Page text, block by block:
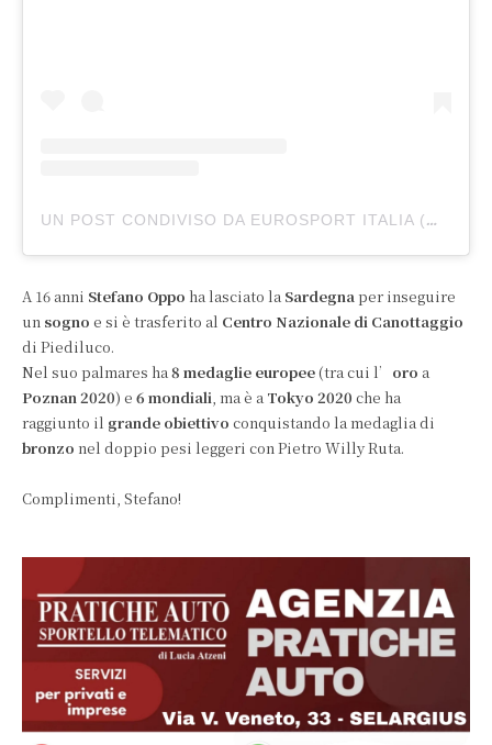
UN POST CONDIVISO DA EUROSPORT ITALIA (@EUROSPORTITALIA)
A 16 anni Stefano Oppo ha lasciato la Sardegnaper inseguire
un sogno e si è trasferito al Centro Nazionale di Canottaggio
di Piediluco.
Nel suo palmares ha8 medaglie europee (tra cui l’ oro a
Poznan 2020) e 6 mondiali, ma è a Tokyo 2020 che ha
raggiunto il grande obiettivo conquistando la medaglia di
bronzo nel doppio pesi leggeri con Pietro Willy Ruta.
Complimenti, Stefano!